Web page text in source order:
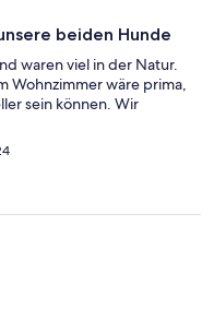
beiden Hunde
waren viel in der Natur.
Wohnzimmer wäre prima,
sein können. Wir